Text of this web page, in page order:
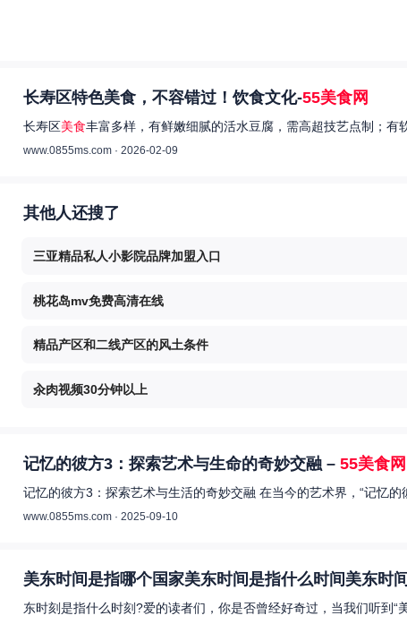
长寿区特色美食，不容错过！饮食文化-55美食网
长寿区美食丰富多样，有鲜嫩细腻的活水豆腐，需高超技艺点制；
www.0855ms.com · 2026-02-09
其他人还搜了
三亚精品私人小影院品牌加盟入口
桃花岛mv免费高清在线
精品产区和二线产区的风土条件
汆肉视频30分钟以上
记忆的彼方3：探索艺术与生命的奇妙交融 – 55美食网
记忆的彼方3：探索艺术与生活的奇妙交融 在当今的艺术界，“记忆
www.0855ms.com · 2025-09-10
美东时间是指哪个国家美东时间是指什么时间美东时
东时刻是指什么时刻?爱的读者们，你是否曾经好奇过，当我们听到